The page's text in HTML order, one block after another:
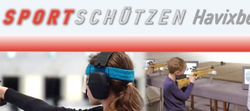
Zum
Inhalt
springen